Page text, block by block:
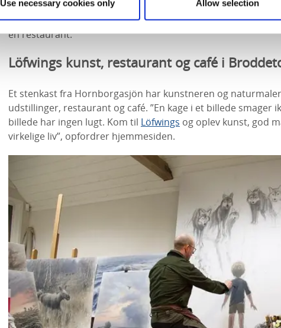
Use necessary cookies only Allow selection
kunstmuseet, som fokuserer på samtidskunst. Museet har
Sjödahl, Elli Hemberg og Ester Henning. Kulturcentret
en restaurant.
Löfwings kunst, restaurant og café i
Et stenkast fra Hornborgasjön har kunstneren og
udstillinger, restaurant og café. ”En kage i et billede smager
billede har ingen lugt. Kom til Löfwings og oplev kunst, god
virkelige liv”, opfordrer hjemmesiden.